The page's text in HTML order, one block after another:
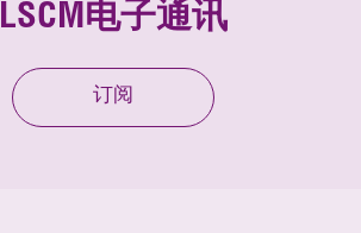
LSCM电子通讯
订阅